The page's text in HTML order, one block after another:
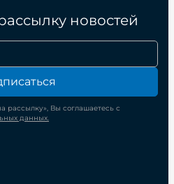
новостей
рассылку», Вы соглашаетесь с
данных.